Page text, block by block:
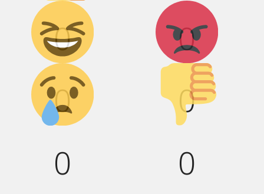
0 0
Дикий смех!
0
Агрессия!
0
Грусть :(
0
Палец
0